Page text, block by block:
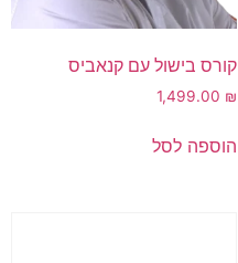
קורס בישול עם קנאביס
1,499.00 ₪
הוספה לסל